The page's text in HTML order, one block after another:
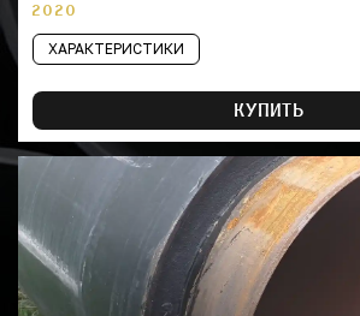
2020
ХАРАКТЕРИСТИКИ
КУПИТЬ